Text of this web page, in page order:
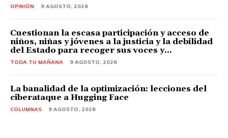
OPINIÓN 9 AGOSTO, 2026
Cuestionan la escasa participación y acceso de
niños, niñas y jóvenes a la justicia y la debilidad
del Estado para recoger sus voces y...
TODA TU MAÑANA 9 AGOSTO, 2026
La banalidad de la optimización: lecciones del
ciberataque a Hugging Face
COLUMNAS 9 AGOSTO, 2026